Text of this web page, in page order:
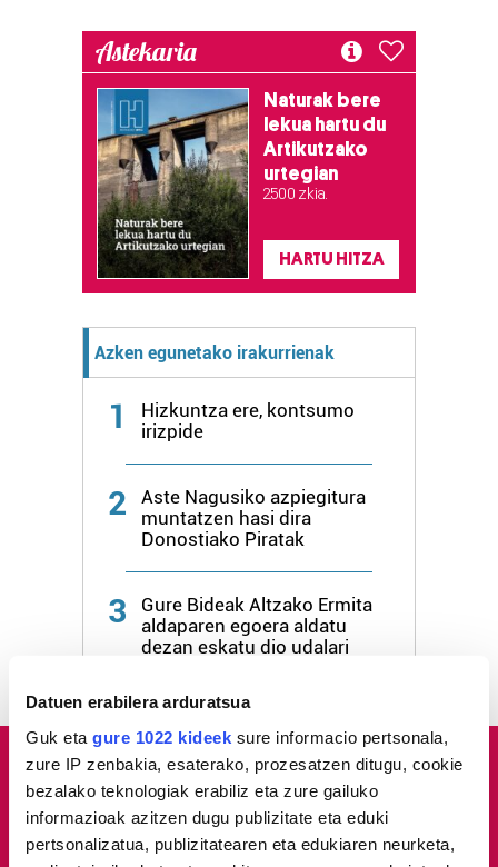
Datuen erabilera arduratsua
Guk eta gure 1022 kideek sure informacio pertsonala,
zure IP zenbakia, esaterako, prozesatzen ditugu, cookie
bezalako teknologiak erabiliz eta zure gailuko
informazioak azitzen dugu publizitate eta eduki
pertsonalizatua, publizitatearen eta edukiaren neurketa,
Astekaria
Naturak bere
lekua hartu du
Artikutzako
urtegian
2.500 zkia.
HARTU HITZA
Azken egunetako irakurrienak
1
Hizkuntza ere, kontsumo
irizpide
2
Aste Nagusiko azpiegitura
muntatzen hasi dira
Donostiako Piratak
3
Gure Bideak Altzako Ermita
aldaparen egoera aldatu
dezan eskatu dio udalari